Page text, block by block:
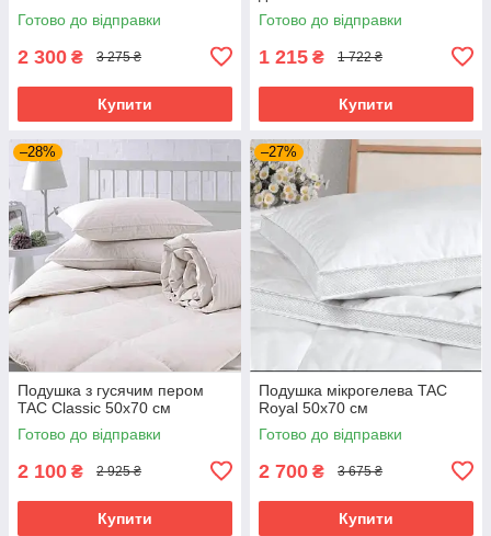
Готово до відправки
2 300 ₴ 3 275 ₴
Купити
Готово до відправки
1 215 ₴ 1 722 ₴
Купити
–28%
Подушка з гусячим пером
TAC Classic 50х70 см
Готово до відправки
2 100 ₴ 2 925 ₴
Купити
–27%
Подушка мікрогелева TAC
Royal 50х70 см
Готово до відправки
2 700 ₴ 3 675 ₴
Купити